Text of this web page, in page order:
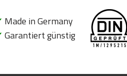
Made in Germany
Garantiert günstig